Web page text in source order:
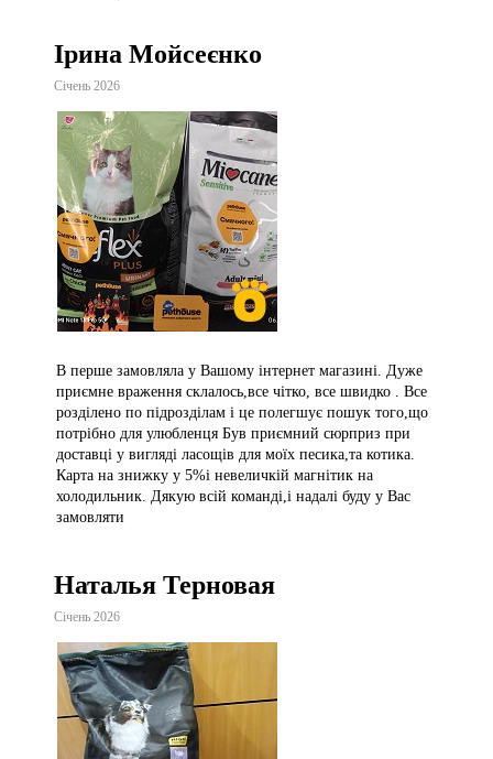
Ірина Мойсеєнко
Січень 2026
В перше замовляла у Вашому інтернет магазині. Дуже
приємне враження склалось,все чітко, все швидко . Все
розділено по підрозділам і це полегшує пошук того,що
потрібно для улюбленця Був приємний сюрприз при
доставці у вигляді ласощів для моїх песика,та котика.
Карта на знижку у 5%і невеличкій магнітик на
холодильник. Дякую всій команді,і надалі буду у Вас
замовляти
Наталья Терновая
Січень 2026